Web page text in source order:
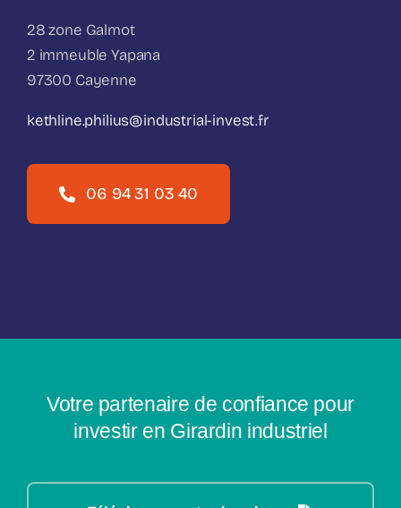
28 zone Galmot
2 immeuble Yapana
97300 Cayenne
kethline.philius@industrial-invest.fr
06 94 31 03 40
Votre partenaire de confiance pour
investir en Girardin industriel